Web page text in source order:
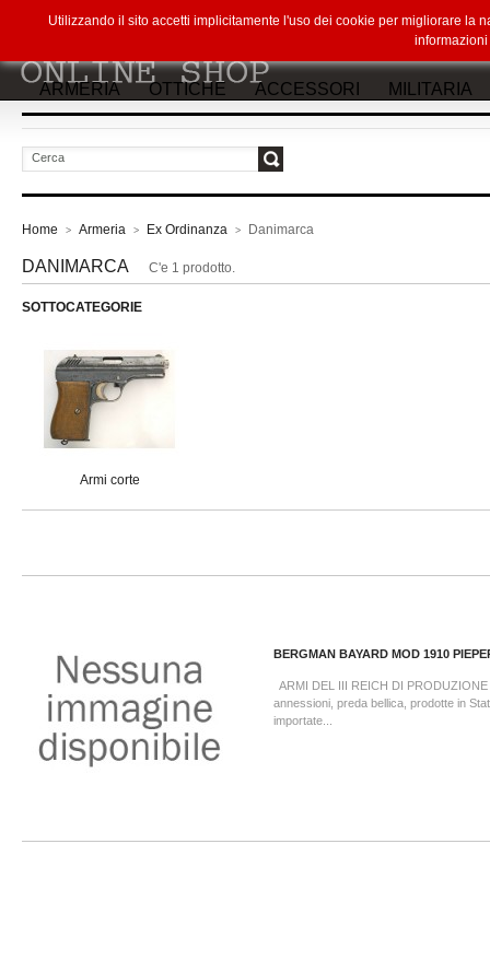
ARMERIA OTTICHE ACCESSORI MILITARIA
Home > Armeria > Ex Ordinanza > Danimarca
DANIMARCA C'e 1 prodotto.
SOTTOCATEGORIE
Armi corte
BERGMAN BAYARD MOD 1910
ARMI DEL III REICH DI
annessioni, preda bellica, prodotte in
importate...
Utilizzando il sito accetti implicitamente l'uso dei cookie per migliorare la
informazioni